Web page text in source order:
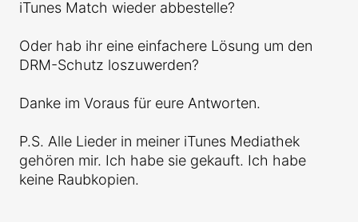
iTunes Match wieder abbestelle?
Oder hab ihr eine einfachere Lösung um den
DRM-Schutz loszuwerden?
Danke im Voraus für eure Antworten.
P.S. Alle Lieder in meiner iTunes Mediathek
gehören mir. Ich habe sie gekauft. Ich habe
keine Raubkopien.